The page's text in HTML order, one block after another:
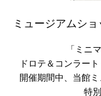
ミュージアムシ
「ミニ
ドロテ＆コンラー
開催期間中、当館
特